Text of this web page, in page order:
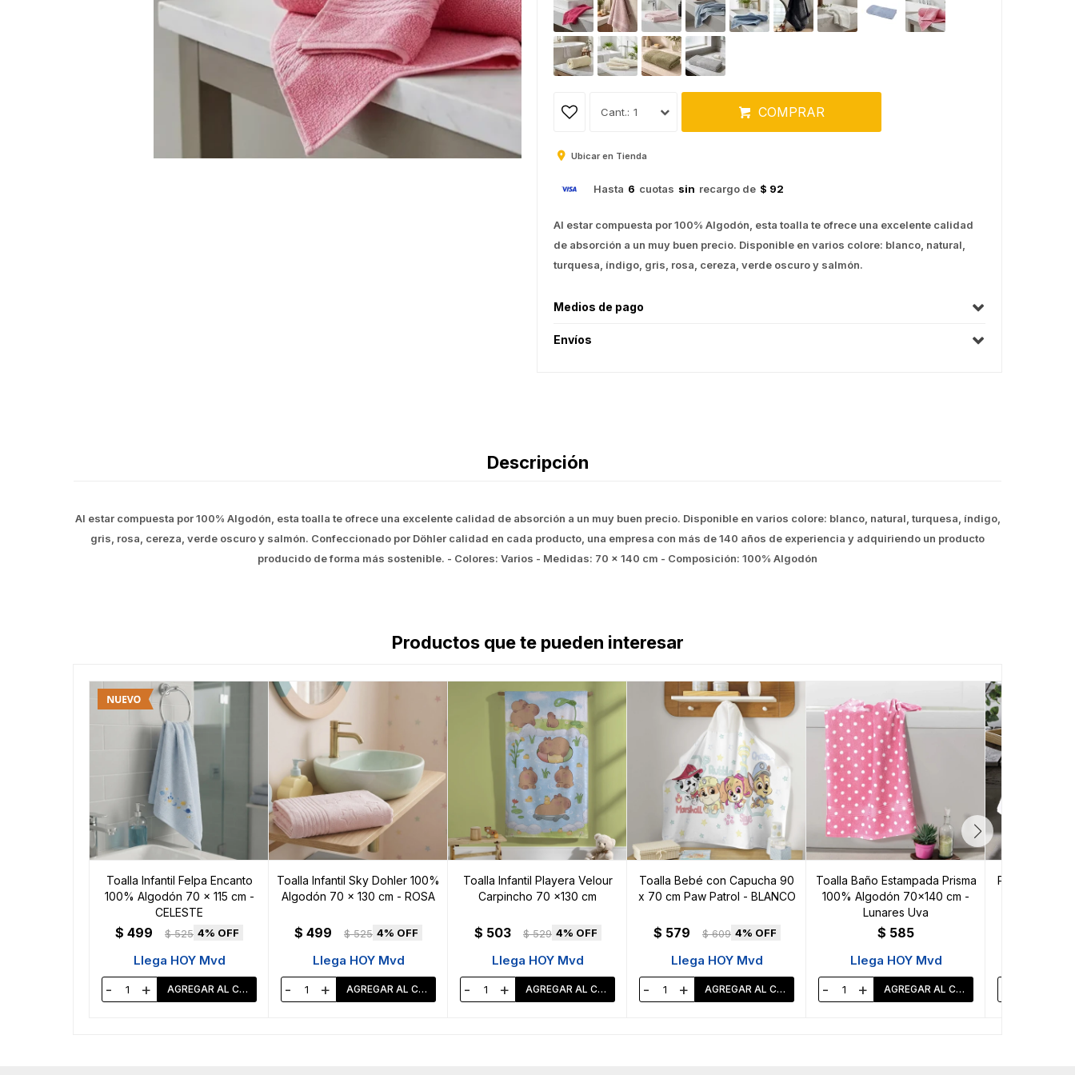
1 COMPRAR
Ubicar en Tienda
Hasta 6 cuotas sin recargo de $ 92
Al estar compuesta por 100% Algodón, esta toalla te ofrece una excelente calidad
de absorción a un muy buen precio. Disponible en varios colore: blanco, natural,
turquesa, índigo, gris, rosa, cereza, verde oscuro y salmón.
Medios de pago
Envíos
Descripción
Al estar compuesta por 100% Algodón, esta toalla te ofrece una excelente calidad de absorción a un muy buen precio. Disponible en varios colore: blanco, natural, turquesa, índigo,
gris, rosa, cereza, verde oscuro y salmón. Confeccionado por Döhler calidad en cada producto, una empresa con más de 140 años de experiencia y adquiriendo un producto
producido de forma más sostenible. - Colores: Varios - Medidas: 70 x 140 cm - Composición: 100% Algodón
Productos que te pueden interesar
Toalla Infantil Felpa Encanto
100% Algodón 70 x 115 cm -
CELESTE
$ 499 $ 525 4
Llega HOY Mvd
- +
Toalla Infantil Sky Dohler 100%
Algodón 70 x 130 cm - ROSA
$ 499 $ 525 4
Llega HOY Mvd
- +
Toalla Infantil Playera Velour
Carpincho 70 x130 cm
$ 503 $ 529 4
Llega HOY Mvd
- +
Toalla Bebé con Capucha 90
x 70 cm Paw Patrol - BLANCO
$ 579 $ 609 4
Llega HOY Mvd
- +
Toalla Baño Estampada Prisma
100% Algodón 70x140 cm -
Lunares Uva
$ 585
Llega HOY Mvd
- +
Pack x 2